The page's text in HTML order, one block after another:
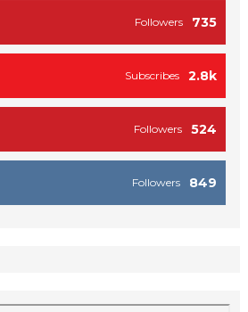
735
Followers
2.8k
Subscribes
524
Followers
849
Followers